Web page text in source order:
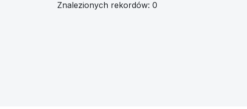
Znalezionych rekordów: 0